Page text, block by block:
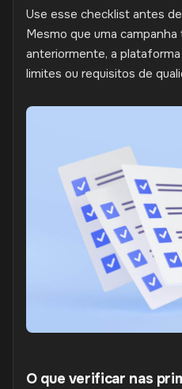
Use esse checklist antes
Mesmo que uma
anteriormente, a
limites ou requisitos de
O que verificar nas